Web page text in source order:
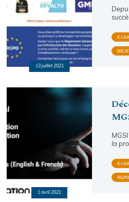
13 juillet 2021
E-
1 avril 2021
la
E-
RGPD